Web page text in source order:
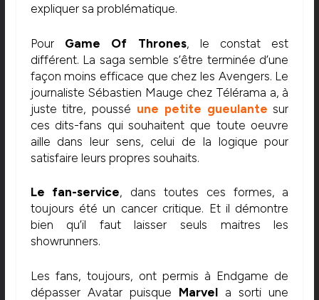
expliquer sa problématique.
Pour Game Of Thrones, le constat est
différent. La saga semble s’être terminée d’une
façon moins efficace que chez les Avengers. Le
journaliste Sébastien Mauge chez Télérama a, à
juste titre, poussé une petite gueulante sur
ces dits-fans qui souhaitent que toute oeuvre
aille dans leur sens, celui de la logique pour
satisfaire leurs propres souhaits.
Le fan-service, dans toutes ces formes, a
toujours été un cancer critique. Et il démontre
bien qu’il faut laisser seuls maitres les
showrunners.
Les fans, toujours, ont permis à Endgame de
dépasser Avatar puisque Marvel a sorti une